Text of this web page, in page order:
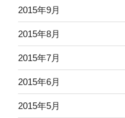
2015年9月
2015年8月
2015年7月
2015年6月
2015年5月